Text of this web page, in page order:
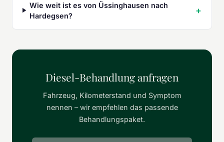
Wie weit ist es von Üssinghausen nach
Hardegsen?
Diesel-Behandlung anfragen
Fahrzeug, Kilometerstand und Symptom
nennen – wir empfehlen das passende
Behandlungspaket.